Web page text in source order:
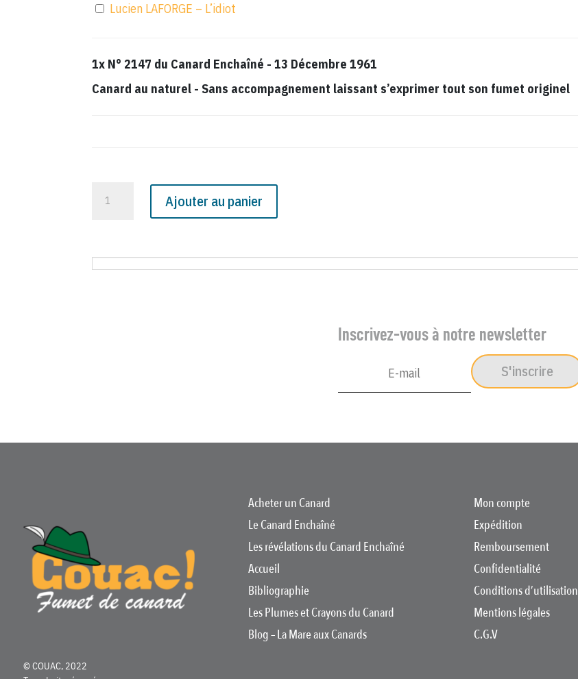
Lucien LAFORGE – L’idiot
1x N° 2147 du Canard Enchaîné - 13 Décembre 1961
Canard au naturel -Sans accompagnement laissant s’exprimer tout son fumet originel
Ajouter au panier
Inscrivez-vous à notre newsletter
S'inscrire
Acheter un Canard
Le Canard Enchaîné
Les révélations du Canard Enchaîné
Accueil
Bibliographie
Les Plumes et Crayons du Canard
Blog – La Mare aux Canards
Mon compte
Expédition
Remboursement
Confidentialité
Conditions d’utilisation
Mentions légales
C.G.V
© COUAC, 2022